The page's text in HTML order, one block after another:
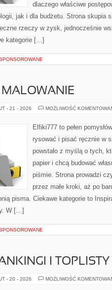
dlaczego właściwe
jak i dla budżetu. Strona skupia
rzeczy w zysk, jednocześnie
kategorie […]
MALOWANIE
- 21 - 2026 MOŻLIWOŚĆ
Elfiki777 to pełen
rysować i pisać ręcznie w
powstało z myślą o tych,
papier i chcą budować
piśmie. Strona prowadzi
przez małe kroki, aż po
pisma. Ciekawe kategorie to
W […]
I TOPLISTY
- 20 - 2026 MOŻLIWOŚĆ